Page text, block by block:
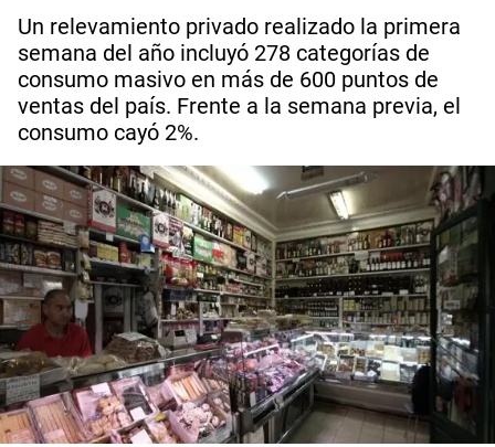
Un relevamiento privado realizado la primera
semana del año incluyó 278 categorías de
consumo masivo en más de 600 puntos de
ventas del país. Frente a la semana previa, el
consumo cayó 2%.